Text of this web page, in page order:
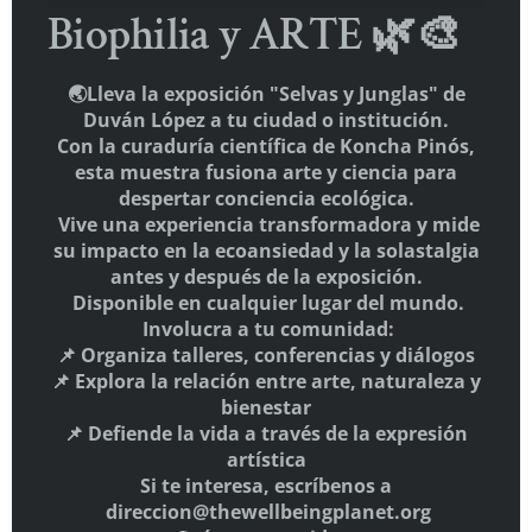
THE WELLBEING PLANET
E-mail:info@elgiro.org
HAZTE SOCIO
Aquí
SÍGUENOS
Biophilia y ARTE 🌿🎨
🌏Lleva la exposición "Selvas y Junglas" de
Duván López a tu ciudad o institución.
Con la curaduría científica de Koncha Pinós,
esta muestra fusiona arte y ciencia para
despertar conciencia ecológica.
Vive una experiencia transformadora y mide
su impacto en la ecoansiedad y la solastalgia
antes y después de la exposición.
Disponible en cualquier lugar del mundo.
Involucra a tu comunidad:
📌 Organiza talleres, conferencias y diálogos
📌 Explora la relación entre arte, naturaleza y
bienestar
📌 Defiende la vida a través de la expresión
artística
Si te interesa, escríbenos a
direccion@thewellbeingplanet.org